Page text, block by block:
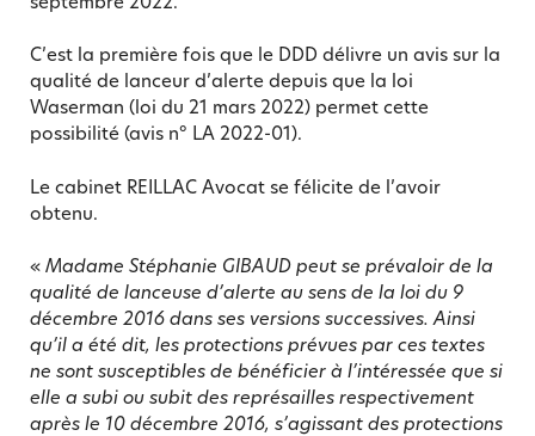
C’est la première fois que le DDD délivre un avis sur la
qualité de lanceur d’alerte depuis que la loi
Waserman (loi du 21 mars 2022) permet cette
possibilité (avis n° LA 2022-01).
Le cabinet REILLAC Avocat se félicite de l’avoir
obtenu.
« Madame Stéphanie GIBAUD peut se prévaloir de la
qualité de lanceuse d’alerte au sens de la loi du 9
décembre 2016 dans ses versions successives. Ainsi
qu’il a été dit, les protections prévues par ces textes
ne sont susceptibles de bénéficier à l’intéressée que si
elle a subi ou subit des représailles respectivement
après le 10 décembre 2016, s’agissant des protections